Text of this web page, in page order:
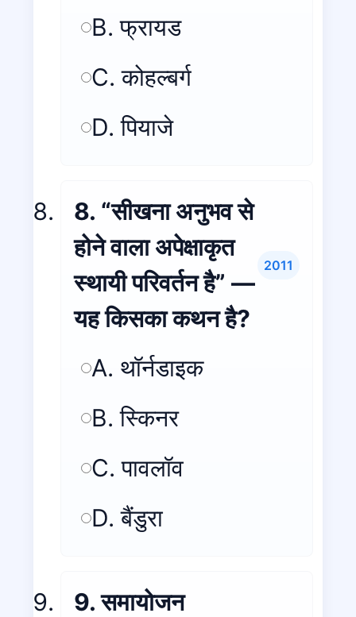
B. फ्रायड
C. कोहल्बर्ग
D. पियाजे
8. “सीखना अनुभव से
होने वाला अपेक्षाकृत
स्थायी परिवर्तन है” —
यह किसका कथन है?
2011
A. थॉर्नडाइक
B. स्किनर
C. पावलॉव
D. बैंडुरा
9. समायोजन